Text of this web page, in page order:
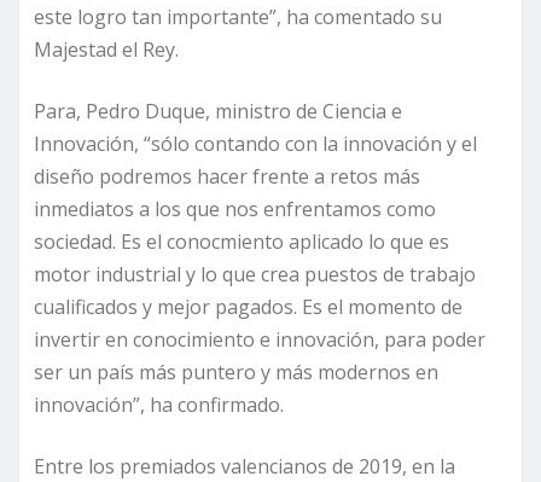
este logro tan importante”, ha comentado su
Majestad el Rey.
Para, Pedro Duque, ministro de Ciencia e
Innovación, “sólo contando con la innovación y el
diseño podremos hacer frente a retos más
inmediatos a los que nos enfrentamos como
sociedad. Es el conocmiento aplicado lo que es
motor industrial y lo que crea puestos de trabajo
cualificados y mejor pagados. Es el momento de
invertir en conocimiento e innovación, para poder
ser un país más puntero y más modernos en
innovación”, ha confirmado.
Entre los premiados valencianos de 2019, en la